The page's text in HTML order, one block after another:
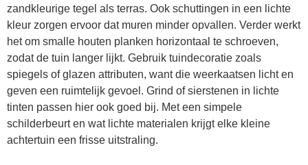
zandkleurige tegel als terras. Ook schuttingen in een lichte
kleur zorgen ervoor dat muren minder opvallen. Verder werkt
het om smalle houten planken horizontaal te schroeven,
zodat de tuin langer lijkt. Gebruik tuindecoratie zoals
spiegels of glazen attributen, want die weerkaatsen licht en
geven een ruimtelijk gevoel. Grind of sierstenen in lichte
tinten passen hier ook goed bij. Met een simpele
schilderbeurt en wat lichte materialen krijgt elke kleine
achtertuin een frisse uitstraling.